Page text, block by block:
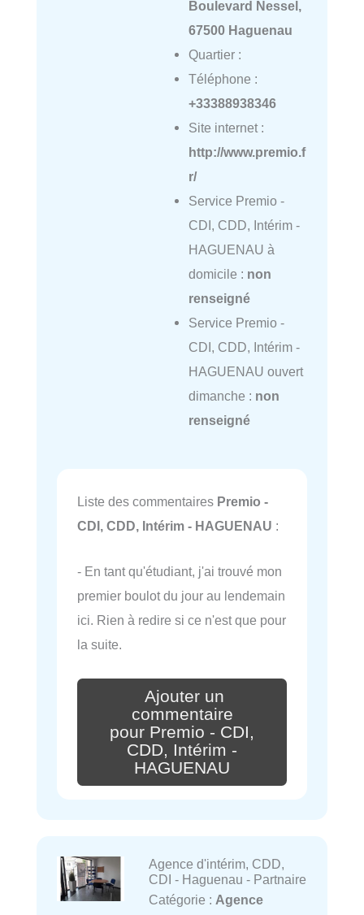
Boulevard Nessel,
67500 Haguenau
Quartier :
Téléphone :
+33388938346
Site internet :
http://www.premio.f
r/
Service Premio -
CDI, CDD, Intérim -
HAGUENAU à
domicile : non
renseigné
Service Premio -
CDI, CDD, Intérim -
HAGUENAU ouvert
dimanche : non
renseigné
Liste des commentaires Premio -
CDI, CDD, Intérim - HAGUENAU :
- En tant qu'étudiant, j'ai trouvé mon
premier boulot du jour au lendemain
ici. Rien à redire si ce n'est que pour
la suite.
Ajouter un
commentaire
pour Premio - CDI,
CDD, Intérim -
HAGUENAU
Agence d'intérim, CDD,
CDI - Haguenau - Partnaire
Catégorie : Agence